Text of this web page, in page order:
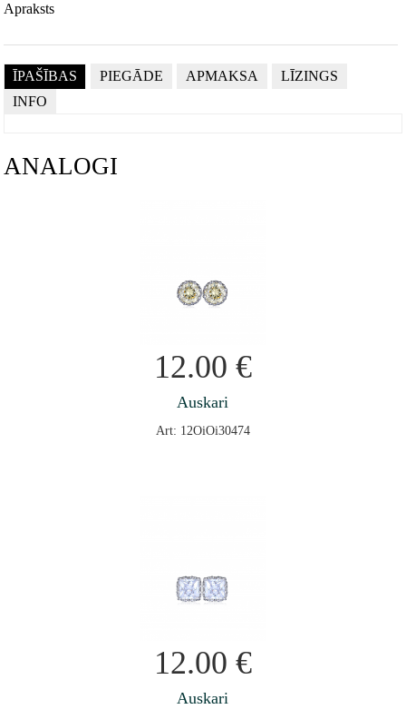
Apraksts
ĪPAŠĪBAS PIEGĀDE APMAKSA
LĪZINGS
INFO
ANALOGI
12.00 €
Auskari
Art: 12OiOi30474
12.00 €
Auskari